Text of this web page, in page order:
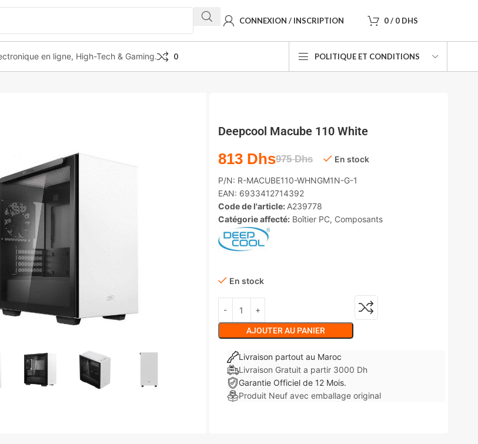
CONNEXION / INSCRIPTION 0/ 0 DHS
en ligne, High-Tech & Gaming. 0 POLITIQUE ET CONDITIONS
Deepcool Macube 110 White
975Dhs
813 Dhs En stock
P/N: R-MACUBE110-WHNGM1N-G-1
EAN: 6933412714392
Code de l'article: A239778
Catégorie affecté: Boîtier PC, Composants
En stock
AJOUTER AU PANIER
Livraison partout au Maroc
Livraison Gratuit a partir 3000 Dh
Garantie Officiel de 12 Mois.
Produit Neuf avec emballage original